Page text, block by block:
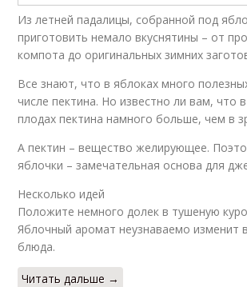
Из летней падалицы, собранной под
приготовить немало вкуснятины – от
компота до оригинальных зимних
Все знают, что в яблоках много
числе пектина. Но известно ли вам, что
плодах пектина намного больше, чем в
А пектин – вещество желирующее.
яблочки – замечательная основа для
Несколько идей
Положите немного долек в тушеную
Яблочный аромат неузнаваемо изменит
блюда.
Читать дальше →